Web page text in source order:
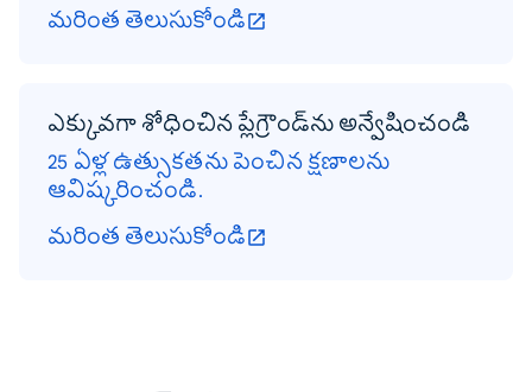
మరింత తెలుసుకోండి
ఎక్కువగా శోధించిన ప్లేగ్రౌండ్‌ను అన్వేషించండి
25 ఏళ్ల ఉత్సుకతను పెంచిన క్షణాలను
ఆవిష్కరించండి.
మరింత తెలుసుకోండి